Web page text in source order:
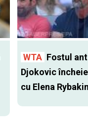
WTA Fostul
Djokovic
cu Elena